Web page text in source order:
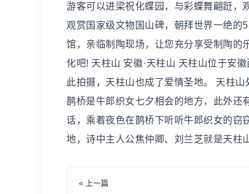
游客可以进梁祝化蝶园，与彩蝶舞翩跹，
观赏国家级文物国山碑，朝拜世界一绝的
馆，亲临制陶现场，让您充分享受制陶的
化吧! 天柱山 安徽·天柱山 天柱山位于安
此拍摄，天柱山也成了爱情圣地。 天柱
鹊桥是牛郎织女七夕相会的地方，此外还
话，乘着夜色在鹊桥下听听牛郎织女的窃
地，诗中主人公焦仲卿、刘兰芝就是天柱
« 上一篇